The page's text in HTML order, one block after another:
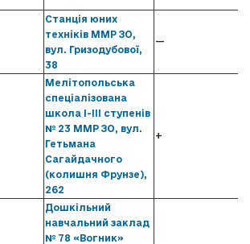
Станція юних
техніків ММР ЗО,
вул. Гризодубової,
38
—
Мелітопольська
спеціалізована
школа І-ІІІ ступенів
№ 23 ММР ЗО, вул.
Гетьмана
Сагайдачного
(колишня Фрунзе),
262
+
Дошкільний
навчальний заклад
№ 78 «Вогник»